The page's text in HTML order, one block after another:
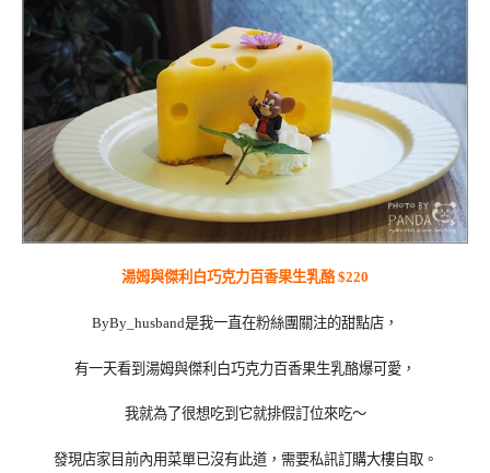
湯姆與傑利白巧克力百香果生乳酪 $220
ByBy_husband是我一直在粉絲團關注的甜點店，
有一天看到湯姆與傑利白巧克力百香果生乳酪爆可愛，
我就為了很想吃到它就排假訂位來吃～
發現店家目前內用菜單已沒有此道，需要私訊訂購大樓自取。